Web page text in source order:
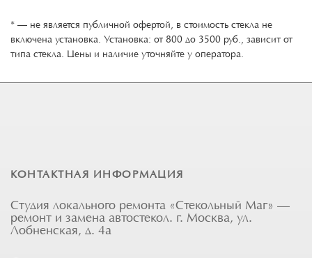
* — не является публичной офертой, в стоимость стекла не
включена установка. Установка: от 800 до 3500 руб., зависит от
типа стекла. Цены и наличие уточняйте у оператора.
КОНТАКТНАЯ ИНФОРМАЦИЯ
Студия локального ремонта «Стекольный Маг» —
ремонт и замена автостекол. г. Москва, ул.
Лобненская, д. 4а